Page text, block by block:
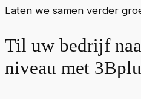
Laten we samen verder
Til uw bedrijf
niveau met